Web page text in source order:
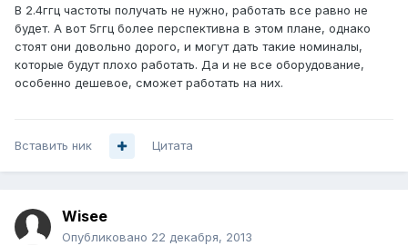
В 2.4ггц частоты получать не нужно, работать все равно не
будет. А вот 5ггц более перспективна в этом плане, однако
стоят они довольно дорого, и могут дать такие номиналы,
которые будут плохо работать. Да и не все оборудование,
особенно дешевое, сможет работать на них.
Вставить ник Цитата
Wisee
Опубликовано 22 декабря, 2013